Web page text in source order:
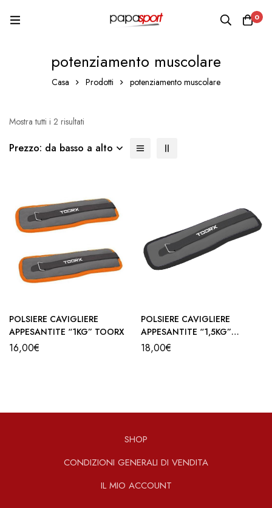
0
potenziamento muscolare
Casa Prodotti potenziamento muscolare
Mostra tutti i 2 risultati
Prezzo: da basso a alto
POLSIERE CAVIGLIERE
APPESANTITE “1KG” TOORX
16,00€
POLSIERE CAVIGLIERE
APPESANTITE “1,5KG”
TOORX
18,00€
SHOP
CONDIZIONI GENERALI DI VENDITA
IL MIO ACCOUNT